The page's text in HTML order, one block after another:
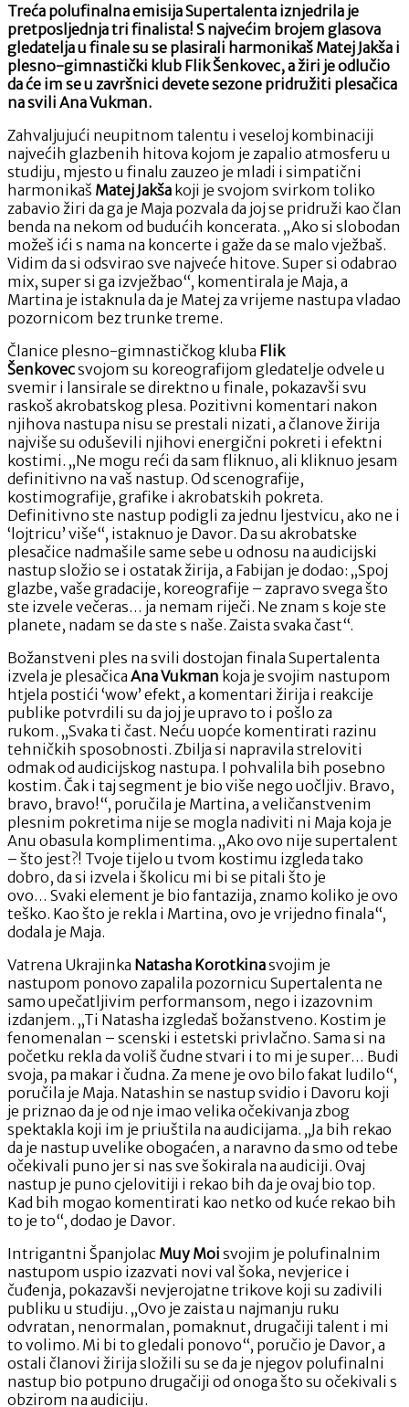
i
Treća polufinalna emisija Supertalenta iznjedrila je
pretposljednja tri finalista! S najvećim brojem glasova
gledatelja u finale su se plasirali harmonikaš Matej Jakša i
plesno-gimnastički klub Flik Šenkovec, a žiri je odlučio
da će im se u završnici devete sezone pridružiti plesačica
na svili Ana Vukman.
Zahvaljujući neupitnom talentu i veseloj kombinaciji
najvećih glazbenih hitova kojom je zapalio atmosferu u
studiju, mjesto u finalu zauzeo je mladi i simpatični
harmonikaš Matej Jakša koji je svojom svirkom toliko
zabavio žiri da ga je Maja pozvala da joj se pridruži kao član
benda na nekom od budućih koncerata. „Ako si slobodan
možeš ići s nama na koncerte i gaže da se malo vježbaš.
Vidim da si odsvirao sve najveće hitove. Super si odabrao
mix, super si ga izvježbao“, komentirala je Maja, a
Martina je istaknula da je Matej za vrijeme nastupa vladao
pozornicom bez trunke treme.
Članice plesno-gimnastičkog kluba Flik
Šenkovecsvojom su koreografijom gledatelje odvele u
svemir i lansirale se direktno u finale, pokazavši svu
raskoš akrobatskog plesa. Pozitivni komentari nakon
njihova nastupa nisu se prestali nizati, a članove žirija
najviše su oduševili njihovi energični pokreti i efektni
kostimi. „Ne mogu reći da sam fliknuo, ali kliknuo jesam
definitivno na vaš nastup. Od scenografije,
kostimografije, grafike i akrobatskih pokreta.
Definitivno ste nastup podigli za jednu ljestvicu, ako ne i
‘lojtricu’ više“, istaknuo je Davor. Da su akrobatske
plesačice nadmašile same sebe u odnosu na audicijski
nastup složio se i ostatak žirija, a Fabijan je dodao: „Spoj
glazbe, vaše gradacije, koreografije – zapravo svega što
ste izvele večeras… ja nemam riječi. Ne znam s koje ste
planete, nadam se da ste s naše. Zaista svaka čast“.
Božanstveni ples na svili dostojan finala Supertalenta
izvela je plesačica Ana Vukman koja je svojim nastupom
htjela postići ‘wow’ efekt, a komentari žirija i reakcije
publike potvrdili su da joj je upravo to i pošlo za
rukom. „Svaka ti čast. Neću uopće komentirati razinu
tehničkih sposobnosti. Zbilja si napravila streloviti
odmak od audicijskog nastupa. I pohvalila bih posebno
kostim. Čak i taj segment je bio više nego uočljiv. Bravo,
bravo, bravo!“, poručila je Martina, a veličanstvenim
plesnim pokretima nije se mogla nadiviti ni Maja koja je
Anu obasula komplimentima. „Ako ovo nije supertalent
– što jest?! Tvoje tijelo u tvom kostimu izgleda tako
dobro, da si izvela i školicu mi bi se pitali što je
ovo… Svaki element je bio fantazija, znamo koliko je ovo
teško. Kao što je rekla i Martina, ovo je vrijedno finala“,
dodala je Maja.
Vatrena Ukrajinka Natasha Korotkinasvojim je
nastupom ponovo zapalila pozornicu Supertalenta ne
samo upečatljivim performansom, nego i izazovnim
izdanjem. „Ti Natasha izgledaš božanstveno. Kostim je
fenomenalan – scenski i estetski privlačno. Sama si na
početku rekla da voliš čudne stvari i to mi je super… Budi
svoja, pa makar i čudna. Za mene je ovo bilo fakat ludilo“,
poručila je Maja. Natashin se nastup svidio i Davoru koji
je priznao da je od nje imao velika očekivanja zbog
spektakla koji im je priuštila na audicijama. „Ja bih rekao
da je nastup uvelike obogaćen, a naravno da smo od tebe
očekivali puno jer si nas sve šokirala na audiciji. Ovaj
nastup je puno cjelovitiji i rekao bih da je ovaj bio top.
Kad bih mogao komentirati kao netko od kuće rekao bih
to je to“, dodao je Davor.
Intrigantni Španjolac Muy Moi svojim je polufinalnim
nastupom uspio izazvati novi val šoka, nevjerice i
čuđenja, pokazavši nevjerojatne trikove koji su zadivili
publiku u studiju. „Ovo je zaista u najmanju ruku
odvratan, nenormalan, pomaknut, drugačiji talent i mi
to volimo. Mi bi to gledali ponovo“, poručio je Davor, a
ostali članovi žirija složili su se da je njegov polufinalni
nastup bio potpuno drugačiji od onoga što su očekivali s
obzirom na audiciju.